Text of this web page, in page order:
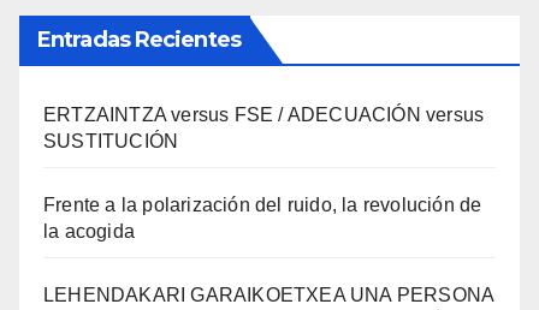
Entradas Recientes
ERTZAINTZA versus FSE / ADECUACIÓN versus
SUSTITUCIÓN
Frente a la polarización del ruido, la revolución de
la acogida
LEHENDAKARI GARAIKOETXEA UNA PERSONA